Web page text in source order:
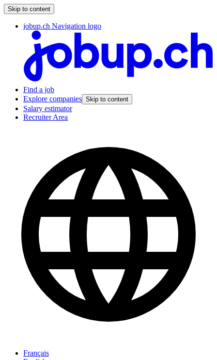
Skip to content
jobup.ch Navigation logo
Find a job
Explore companies Skip to content
Salary estimator
Recruiter Area
Français